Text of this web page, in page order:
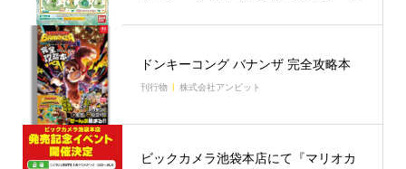
ドンキーコング バナンザ 完全攻略本
刊行物 株式会社アンビット
ビックカメラ池袋本店にて『マリオカ